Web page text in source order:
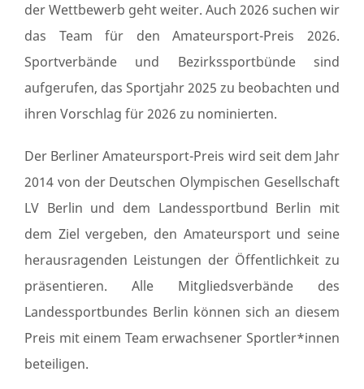
der Wettbewerb geht weiter. Auch 2026 suchen wir
das Team für den Amateursport-Preis 2026.
Sportverbände und Bezirkssportbünde sind
aufgerufen, das Sportjahr 2025 zu beobachten und
ihren Vorschlag für 2026 zu nominierten.
Der Berliner Amateursport-Preis wird seit dem Jahr
2014 von der Deutschen Olympischen Gesellschaft
LV Berlin und dem Landessportbund Berlin mit
dem Ziel vergeben, den Amateursport und seine
herausragenden Leistungen der Öffentlichkeit zu
präsentieren. Alle Mitgliedsverbände des
Landessportbundes Berlin können sich an diesem
Preis mit einem Team erwachsener Sportler*innen
beteiligen.